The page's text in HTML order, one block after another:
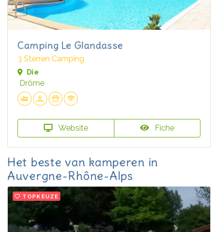
Camping Le Glandasse
3 Sterren Camping
Die
Drôme
Website Fiche
Het beste van kamperen in
Auvergne-Rhône-Alps
TOPKEUZE